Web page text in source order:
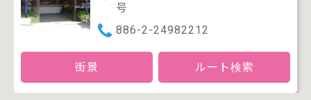
号
886-2-24982212
街景 ルート検索